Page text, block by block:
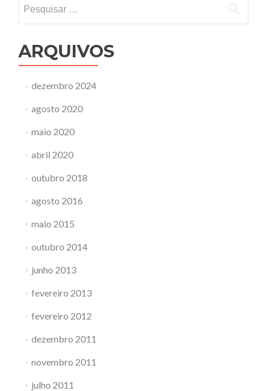
por:
ARQUIVOS
dezembro 2024
agosto 2020
maio 2020
abril 2020
outubro 2018
agosto 2016
maio 2015
outubro 2014
junho 2013
fevereiro 2013
fevereiro 2012
dezembro 2011
novembro 2011
julho 2011